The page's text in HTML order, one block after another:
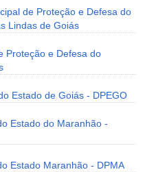
de Proteção e Defesa do
Lindas de Goiás
Proteção e Defesa do
Estado de Goiás - DPEGO
Estado do Maranhão -
Estado Maranhão - DPMA